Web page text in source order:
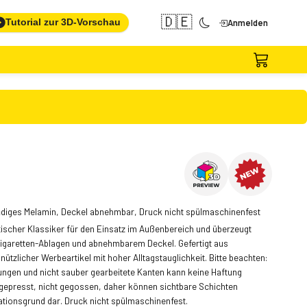
Tutorial zur 3D-Vorschau 🇩🇪 Anmelden
Melamin, Deckel abnehmbar, Druck nicht spülmaschinenfest
Klassiker für den Einsatz im Außenbereich und überzeugt
Ablagen und abnehmbarem Deckel. Gefertigt aus
Werbeartikel mit hoher Alltagstauglichkeit. Bitte beachten:
und nicht sauber gearbeitete Kanten kann keine Haftung
nicht gegossen, daher können sichtbare Schichten
dar. Druck nicht spülmaschinenfest.